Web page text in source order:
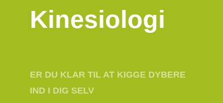
Kinesiologi
ER DU KLAR TIL AT KIGGE DYBERE
IND I DIG SELV